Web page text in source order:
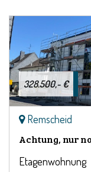
328.500,- €
Remscheid
Achtung, nur
Etagenwohnung